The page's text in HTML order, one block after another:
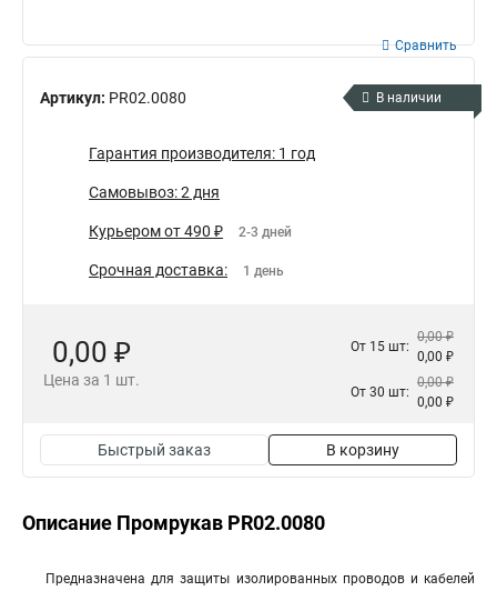
Артикул: PR02.0080
Сравнить
В наличии
Гарантия производителя: 1 год
Самовывоз: 2 дня
Курьером от 490 ₽ 2-3 дней
Срочная доставка: 1 день
0,00 ₽
Цена за 1 шт.
От 15 шт:
0,00 ₽
0,00 ₽
От 30 шт:
0,00 ₽
0,00 ₽
Быстрый заказ В корзину
Описание Промрукав PR02.0080
Предназначена для защиты изолированных проводов и кабелей